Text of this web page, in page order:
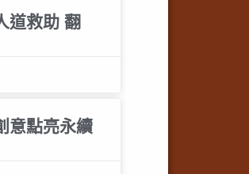
道救助 翻
意點亮永續